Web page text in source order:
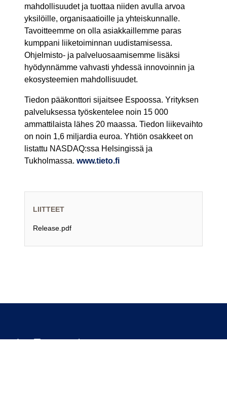
mahdollisuudet ja tuottaa niiden avulla arvoa
yksilöille, organisaatioille ja yhteiskunnalle.
Tavoitteemme on olla asiakkaillemme paras
kumppani liiketoiminnan uudistamisessa.
Ohjelmisto- ja palveluosaamisemme lisäksi
hyödynnämme vahvasti yhdessä innovoinnin ja
ekosysteemien mahdollisuudet.
Tiedon pääkonttori sijaitsee Espoossa. Yrityksen
palveluksessa työskentelee noin 15 000
ammattilaista lähes 20 maassa. Tiedon liikevaihto
on noin 1,6 miljardia euroa. Yhtiön osakkeet on
listattu NASDAQ:ssa Helsingissä ja
Tukholmassa. www.tieto.fi
LIITTEET
Release.pdf